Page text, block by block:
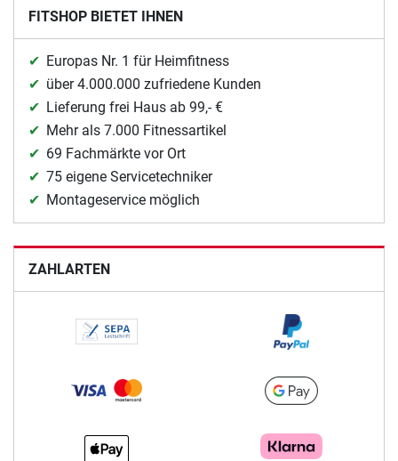
FITSHOP BIETET IHNEN
Europas Nr. 1 für Heimfitness
über 4.000.000 zufriedene Kunden
Lieferung frei Haus ab 99,- €
Mehr als 7.000 Fitnessartikel
69 Fachmärkte vor Ort
75 eigene Servicetechniker
Montageservice möglich
ZAHLARTEN